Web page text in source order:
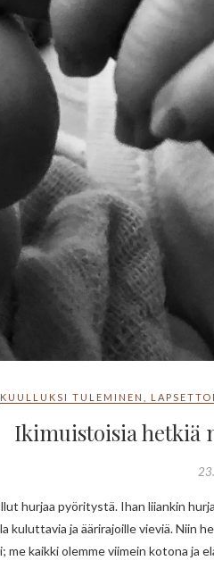
KUULLUKSI TULEMINEN
Ikimuistoisia hetkiä
ja äärirajoille vieviä. Niin
me kaikki olemme viimein kotona